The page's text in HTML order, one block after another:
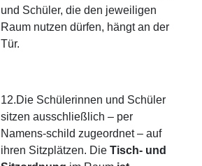
und Schüler, die den jeweiligen
Raum nutzen dürfen, hängt an der
Tür.
12.Die Schülerinnen und Schüler
sitzen ausschließlich – per
Namens-schild zugeordnet – auf
ihren Sitzplätzen. Die Tisch- und